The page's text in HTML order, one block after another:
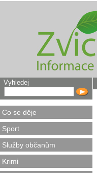
Vyhledej
Co se děje
Sport
Služby občanům
Krimi